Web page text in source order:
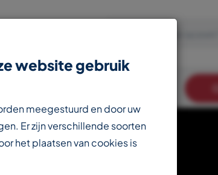
website gebruik
meegestuurd en door uw
Er zijn verschillende soorten
het plaatsen van cookies is